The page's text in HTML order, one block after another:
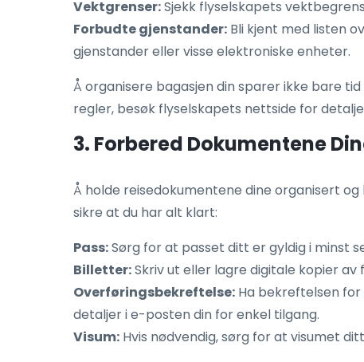
Vektgrenser:Sjekk flyselskapets
Forbudte gjenstander: Bli kjent med listen
gjenstander eller visse elektroniske enheter.
Å organisere bagasjen din sparer ikke bare
regler, besøk flyselskapets nettside for
3. Forbered Dokumentene
Å holde reisedokumentene dine organisert
sikre at du har alt klart:
Pass:Sørg for at passet ditt er gyldig i minst
Billetter:Skriv ut eller lagre digitale kopier
Overføringsbekreftelse: Ha bekreftelsen for
detaljer i e-posten din for enkel tilgang.
Visum: Hvis nødvendig, sørg for at visumet